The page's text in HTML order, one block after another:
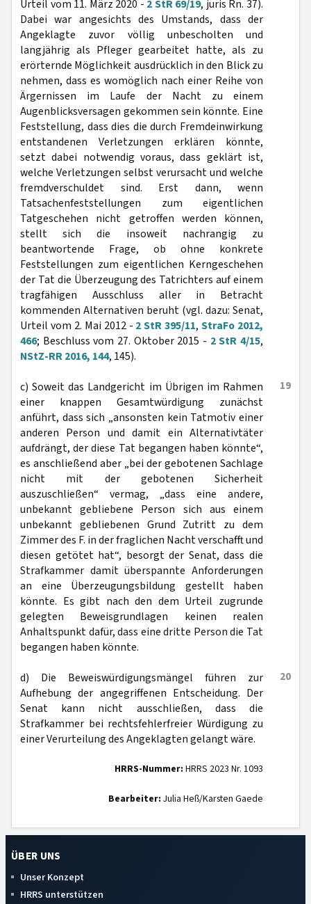
Urteil vom 11. März 2020 - 2 StR 69/19, juris Rn. 37).
Dabei war angesichts des Umstands, dass der
Angeklagte zuvor völlig unbescholten und
langjährig als Pfleger gearbeitet hatte, als zu
erörternde Möglichkeit ausdrücklich in den Blick zu
nehmen, dass es womöglich nach einer Reihe von
Ärgernissen im Laufe der Nacht zu einem
Augenblicksversagen gekommen sein könnte. Eine
Feststellung, dass dies die durch Fremdeinwirkung
entstandenen Verletzungen erklären könnte,
setzt dabei notwendig voraus, dass geklärt ist,
welche Verletzungen selbst verursacht und welche
fremdverschuldet sind. Erst dann, wenn
Tatsachenfeststellungen zum eigentlichen
Tatgeschehen nicht getroffen werden können,
stellt sich die insoweit nachrangig zu
beantwortende Frage, ob ohne konkrete
Feststellungen zum eigentlichen Kerngeschehen
der Tat die Überzeugung des Tatrichters auf einem
tragfähigen Ausschluss aller in Betracht
kommenden Alternativen beruht (vgl. dazu: Senat,
Urteil vom 2. Mai 2012 - 2 StR 395/11,StraFo 2012,
466; Beschluss vom 27. Oktober 2015 - 2 StR 4/15,
NStZ-RR 2016, 144, 145).
19
c) Soweit das Landgericht im Übrigen im Rahmen
einer knappen Gesamtwürdigung zunächst
anführt, dass sich „ansonsten kein Tatmotiv einer
anderen Person und damit ein Alternativtäter
aufdrängt, der diese Tat begangen haben könnte“,
es anschließend aber „bei der gebotenen Sachlage
nicht mit der gebotenen Sicherheit
auszuschließen“ vermag, „dass eine andere,
unbekannt gebliebene Person sich aus einem
unbekannt gebliebenen Grund Zutritt zu dem
Zimmer des F. in der fraglichen Nacht verschafft und
diesen getötet hat“, besorgt der Senat, dass die
Strafkammer damit überspannte Anforderungen
an eine Überzeugungsbildung gestellt haben
könnte. Es gibt nach den dem Urteil zugrunde
gelegten Beweisgrundlagen keinen realen
Anhaltspunkt dafür, dass eine dritte Person die Tat
begangen haben könnte.
20
d) Die Beweiswürdigungsmängel führen zur
Aufhebung der angegriffenen Entscheidung. Der
Senat kann nicht ausschließen, dass die
Strafkammer bei rechtsfehlerfreier Würdigung zu
einer Verurteilung des Angeklagten gelangt wäre.
HRRS-Nummer: HRRS 2023 Nr. 1093
Bearbeiter: Julia Heß/Karsten Gaede
ÜBER UNS
Unser Konzept
HRRS unterstützen